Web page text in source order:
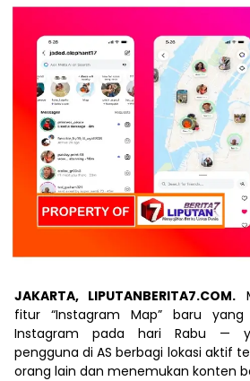
JAKARTA, LIPUTANBERITA7.COM.
fitur “Instagram Map” baru
Instagram pada hari Rabu —
pengguna di AS berbagi lokasi aktif
orang lain dan menemukan konten